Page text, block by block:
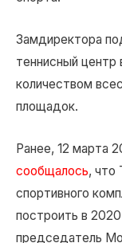
Замдиректора
теннисный центр
количеством
площадок.
Ранее, 12 марта
сообщалось, что
спортивного
построить в
председатель